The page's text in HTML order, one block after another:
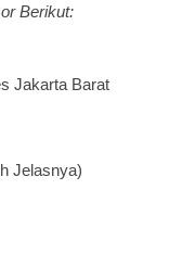
Berikut:
Jakarta Barat
Jelasnya)